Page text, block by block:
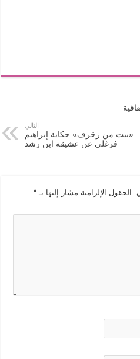
التالي
«بيت من زخرف» حكاية إبراهيم
فرغلي عن عشيقة ابن رشد
الحقول الإلزامية مشار إليها بـ*